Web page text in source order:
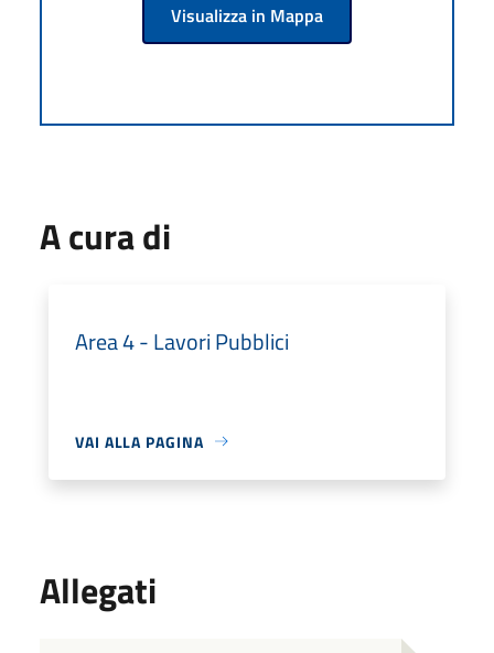
Visualizza in Mappa
A cura di
Area 4 - Lavori Pubblici
VAI ALLA PAGINA
Allegati